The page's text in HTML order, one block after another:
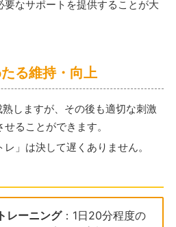
なサポートを提供することが大
る維持・向上
しますが、その後も適切な刺激
ることができます。
」は決して遅くありません。
レーニング：1日20分程度の